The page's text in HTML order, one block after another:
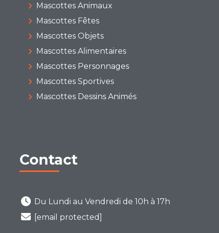
Mascottes Animaux
Mascottes Fêtes
Mascottes Objets
Mascottes Alimentaires
Mascottes Personnages
Mascottes Sportives
Mascottes Dessins Animés
Contact
Du Lundi au Vendredi de 10h à 17h
[email protected]